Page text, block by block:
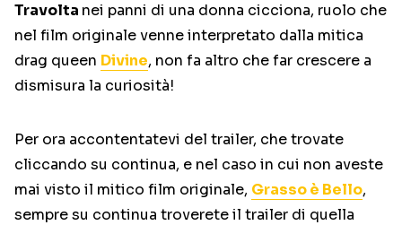
Travolta nei panni di una donna cicciona, ruolo che
nel film originale venne interpretato dalla mitica
drag queen Divine, non fa altro che far crescere a
dismisura la curiosità!
Per ora accontentatevi del trailer, che trovate
cliccando su continua, e nel caso in cui non aveste
mai visto il mitico film originale, Grasso è Bello,
sempre su continua troverete il trailer di quella